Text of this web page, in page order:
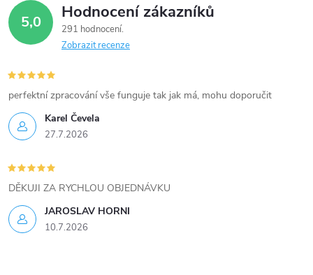
5,0 Hodnocení zákazníků
291 hodnocení
Zobrazit recenze
Karel Čevela
27.7.2026
perfektní zpracování vše funguje tak jak má, mohu doporučit
JAROSLAV HORNI
10.7.2026
DĚKUJI ZA RYCHLOU OBJEDNÁVKU